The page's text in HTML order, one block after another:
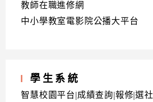
教師在職進修網
中小學教室電影院公播大平台
學生系統
智慧校園平台|成績查詢|報修|選社